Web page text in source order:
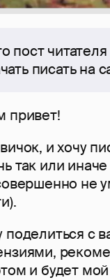
пост
писать на
привет!
и хочу
так или
не
поделиться с
и будет